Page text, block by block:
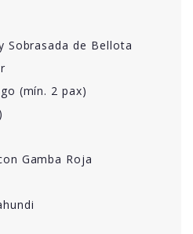
Sobrasada de Bellota
(mín. 2 pax)
Gamba Roja